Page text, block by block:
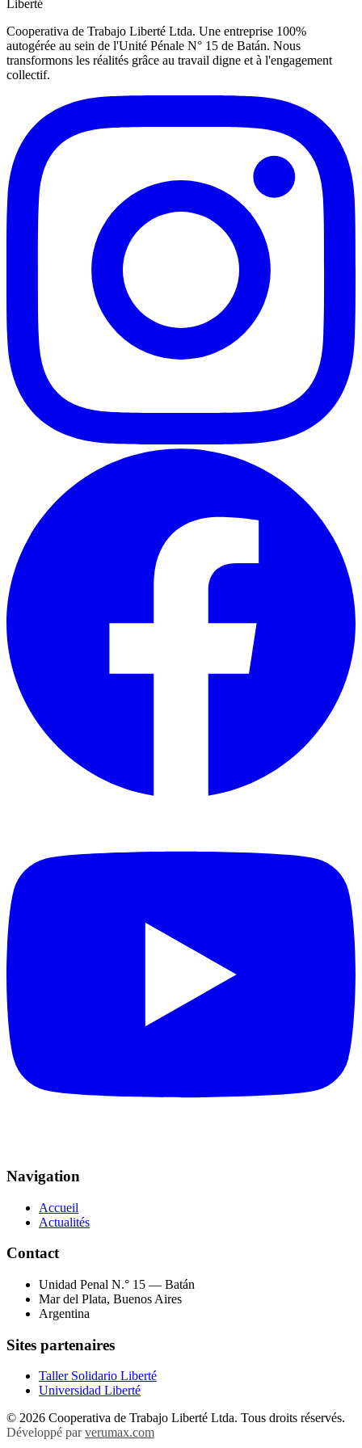
Liberté
Cooperativa de Trabajo Liberté Ltda. Une entreprise 100%
autogérée au sein de l'Unité Pénale N° 15 de Batán. Nous
transformons les réalités grâce au travail digne et à l'engagement
collectif.
Navigation
Accueil
Actualités
Contact
Unidad Penal N.° 15 — Batán
Mar del Plata, Buenos Aires
Argentina
Sites partenaires
Taller Solidario Liberté
Universidad Liberté
© 2026 Cooperativa de Trabajo Liberté Ltda. Tous droits réservés.
Développé parverumax.com